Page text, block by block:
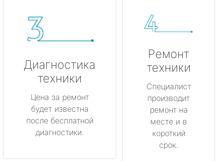
Диагностика
техники
Цена за ремонт
будет известна
после бесплатной
диагностики.
Ремонт
техники
Специалист
производит
ремонт на
месте и в
короткий
срок.